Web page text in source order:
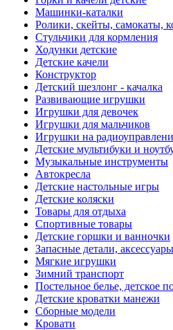
Машинки-каталки
Ролики, скейты, самокаты,
Стульчики для кормления
Ходунки детские
Детские качели
Конструктор
Детский шезлонг - качалка
Развивающие игрушки
Игрушки для девочек
Игрушки для мальчиков
Игрушки на
Детские мультибуки и
Музыкальные инструменты
Автокресла
Детские настольные игры
Детские коляски
Товары для отдыха
Спортивные товары
Детские горшки и ванночки
Запасные детали, аксессуары
Мягкие игрушки
Зимний транспорт
Постельное белье, детское
Детские кроватки манежи
Сборные модели
Кровати